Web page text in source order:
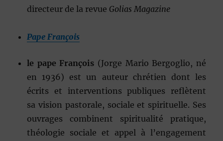
directeur de la revue Golias Magazine
Pape François
le pape François (Jorge Mario Bergoglio, né
en 1936) est un auteur chrétien dont les
écrits et interventions publiques reflètent
sa vision pastorale, sociale et spirituelle. Ses
ouvrages combinent spiritualité pratique,
théologie sociale et appel à l’engagement